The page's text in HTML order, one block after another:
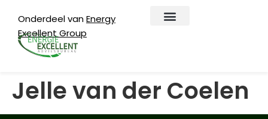
Onderdeel vanEnergy
Excellent Group
Jelle van der Coelen